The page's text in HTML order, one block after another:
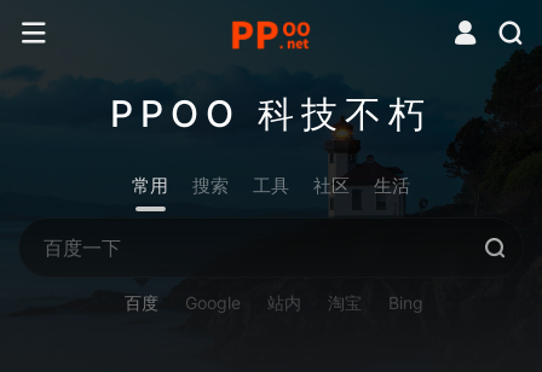
PPOO 科技不朽
常用 搜索 工具 社区 生活
百度 Google 站内 淘宝 Bing